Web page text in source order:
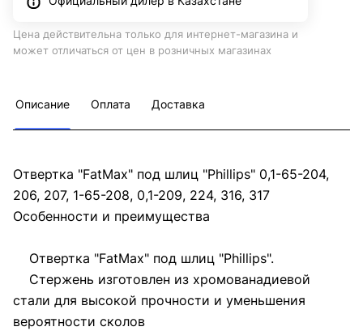
Цена действительна только для интернет-магазина и
может отличаться от цен в розничных магазинах
Описание Оплата Доставка
Отвертка "FatMax" под шлиц "Phillips" 0,1-65-204,
206, 207, 1-65-208, 0,1-209, 224, 316, 317
Особенности и преимущества
Отвертка "FatMax" под шлиц "Phillips".
Стержень изготовлен из хромованадиевой
стали для высокой прочности и уменьшения
вероятности сколов